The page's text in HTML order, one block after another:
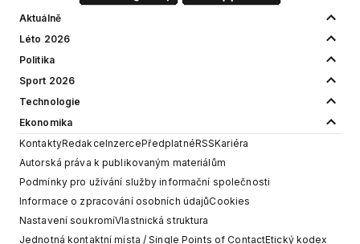
Aktuálně
Léto 2026
Politika
Sport 2026
Technologie
Ekonomika
KontaktyRedakceInzercePředplatnéRSSKariéra
Autorská práva k publikovaným materiálům
Podmínky pro užívání služby informační společnosti
Informace o zpracování osobních údajůCookies
Nastavení soukromíVlastnická struktura
Jednotná kontaktní místa / Single Points of ContactEtický kodex